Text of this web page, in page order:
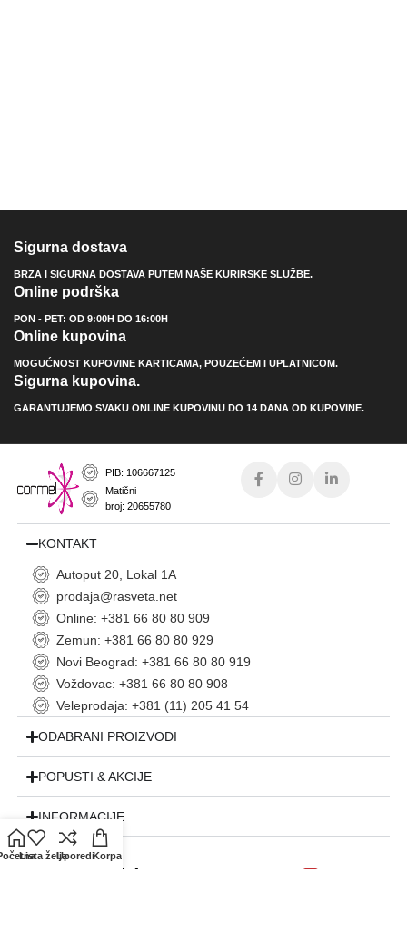
Sigurna dostava
BRZA I SIGURNA DOSTAVA PUTEM NAŠE KURIRSKE SLUŽBE.
Online podrška
PON - PET: OD 9:00H DO 16:00H
Online kupovina
MOGUĆNOST KUPOVINE KARTICAMA, POUZEĆEM I UPLATNICOM.
Sigurna kupovina.
GARANTUJEMO SVAKU ONLINE KUPOVINU DO 14 DANA OD KUPOVINE.
PIB: 106667125
Matični
broj: 20655780
KONTAKT
Autoput 20, Lokal 1A
prodaja@rasveta.net
Online: +381 66 80 80 909
Zemun: +381 66 80 80 929
Novi Beograd: +381 66 80 80 919
Voždovac: +381 66 80 80 908
Veleprodaja: +381 (11) 205 41 54
ODABRANI PROIZVODI
POPUSTI & AKCIJE
INFORMACIJE
Lista željaUporediKorpa